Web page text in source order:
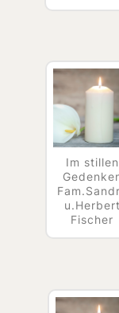
Im stillen
u.Herbert
Fischer